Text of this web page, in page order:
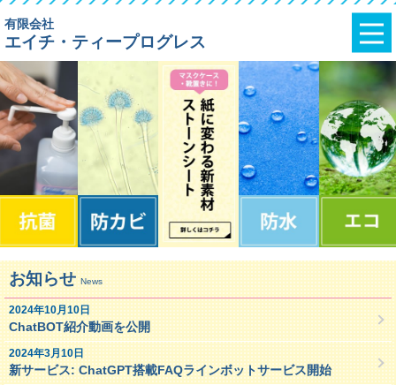
有限会社
エイチ・ティープログレス
お知らせ
2024年10月10日
ChatBOT紹介動画を公開
2024年3月10日
新サービス: ChatGPT搭載FAQラインボットサービス開始